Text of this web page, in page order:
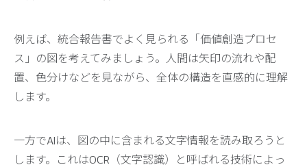
例えば、統合報告書でよく見られる「価値創造プロセ
ス」の図を考えてみましょう。人間は矢印の流れや配
置、色分けなどを見ながら、全体の構造を直感的に理解
します。
一方でAIは、図の中に含まれる文字情報を読み取ろうと
します。これはOCR（文字認識）と呼ばれる技術によっ